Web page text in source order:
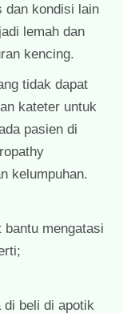
dan kondisi lain
lemah dan
kencing.
tidak dapat
kateter untuk
pasien di
kelumpuhan.
bantu mengatasi
beli di apotik